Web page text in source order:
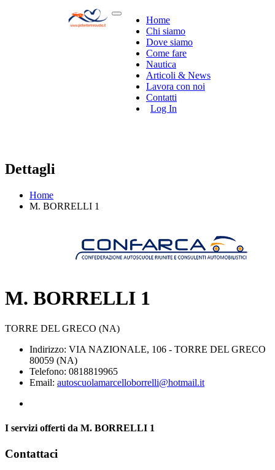
Home
Chi siamo
Dove siamo
Come fare
Nautica
Articoli & News
Lavora con noi
Contatti
Log In
Dettagli
Home
M. BORRELLI 1
M. BORRELLI 1
TORRE DEL GRECO (NA)
Indirizzo: VIA NAZIONALE, 106 - TORRE DEL GRECO
80059 (NA)
Telefono: 0818819965
Email: autoscuolamarcelloborrelli@hotmail.it
I servizi offerti da M. BORRELLI 1
Contattaci